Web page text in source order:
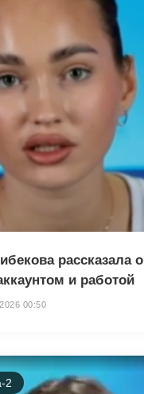
рассказала о
и работой
00:50
2